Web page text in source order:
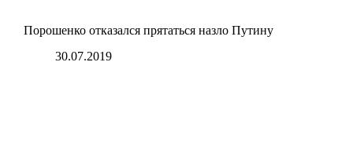
Порошенко отказался прятаться назло Путину
30.07.2019